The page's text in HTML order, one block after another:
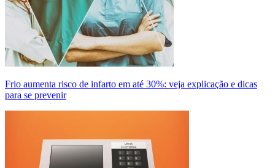
Frio aumenta risco de infarto em até 30%: veja explicação e dicas
para se prevenir